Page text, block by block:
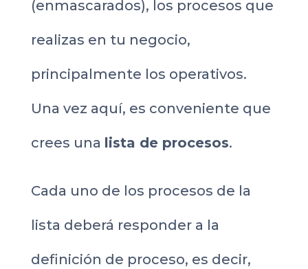
(enmascarados), los procesos que
realizas en tu negocio,
principalmente los operativos.
Una vez aquí, es conveniente que
crees una lista de procesos.
Cada uno de los procesos de la
lista deberá responder a la
definición de proceso, es decir,